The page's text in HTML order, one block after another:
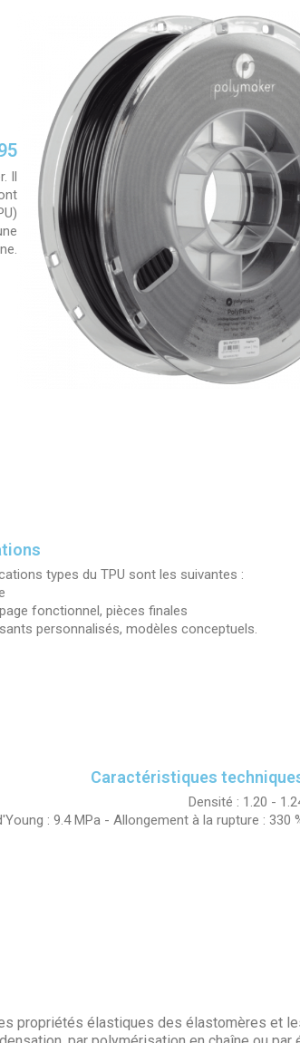
Il
types du TPU sont les suivantes :
fonctionnel, pièces finales
personnalisés, modèles conceptuels.
Caractéristiques
Densité : 1.20 -
: 9.4 MPa - Allongement à la rupture : 330
propriétés élastiques des élastomères et